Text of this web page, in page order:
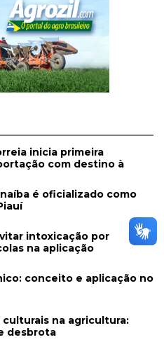
inicia primeira
com destino à
é oficializado como
intoxicação por
na aplicação
conceito e aplicação no
na agricultura:
desbrota